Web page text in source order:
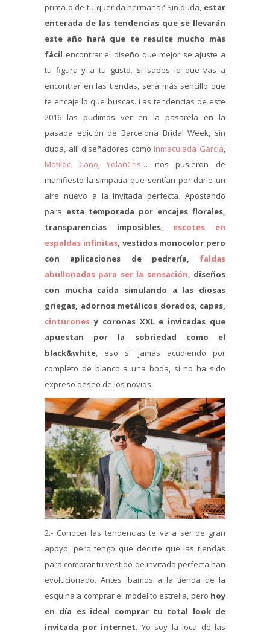
prima o de tu querida hermana? Sin duda, estar
enterada de las tendencias que se llevarán
este año hará que te resulte mucho más
fácil encontrar el diseño que mejor se ajuste a
tu figura y a tu gusto. Si sabes lo que vas a
encontrar en las tiendas, será más sencillo que
te encaje lo que buscas. Las tendencias de este
2016 las pudimos ver en la pasarela en la
pasada edición de Barcelona Bridal Week, sin
duda, allí diseñadores como Inmaculada García,
Matilde Cano,YolanCris… nos pusieron de
manifiesto la simpatía que sentían por darle un
aire nuevo a la invitada perfecta. Apostando
para esta temporada por encajes florales,
transparencias imposibles, escotes en
espaldas infinitas, vestidos monocolor pero
con aplicaciones de pedrería, faldas
abullonadas para ser la sensación, diseños
con mucha caída simulando a las diosas
griegas, adornos metálicos dorados, capas,
cinturones y coronas XXL e invitadas que
apuestan por la sobriedad como el
black&white, eso sí jamás acudiendo por
completo de blanco a una boda, si no ha sido
expreso deseo de los novios.
2.- Conocer las tendencias te va a ser de gran
apoyo, pero tengo que decirte que las tiendas
para comprar tu vestido de invitada perfecta han
evolucionado. Antes íbamos a la tienda de la
esquina a comprar el modelito estrella, pero hoy
en día es ideal comprar tu total look de
invitada por internet. Yo soy la loca de las